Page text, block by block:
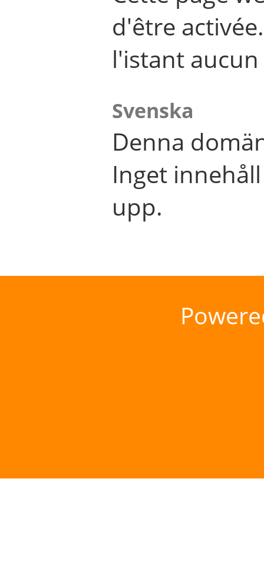
d'être
l'istant
Svenska
Denna
Inget
upp.